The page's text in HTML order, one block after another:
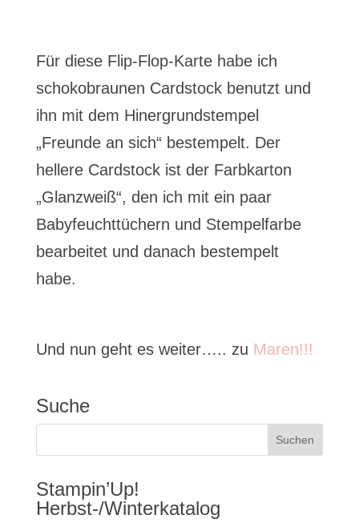
Für diese Flip-Flop-Karte habe ich
schokobraunen Cardstock benutzt und
ihn mit dem Hinergrundstempel
„Freunde an sich“ bestempelt. Der
hellere Cardstock ist der Farbkarton
„Glanzweiß“, den ich mit ein paar
Babyfeuchttüchern und Stempelfarbe
bearbeitet und danach bestempelt
habe.
Und nun geht es weiter….. zu Maren!!!
Suche
Stampin’Up!
Herbst-/Winterkatalog